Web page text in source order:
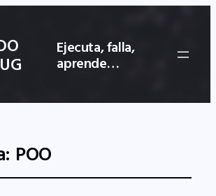
Ejecuta, falla,
aprende…
POO